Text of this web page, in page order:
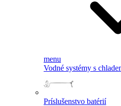
menu
Vodné systémy s
Príslušenstvo batérií